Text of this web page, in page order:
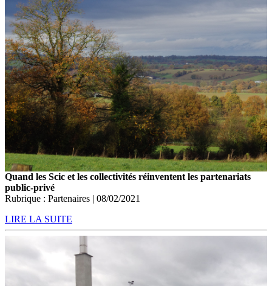
Quand les Scic et les collectivités réinventent les partenariats
public-privé
Rubrique : Partenaires | 08/02/2021
LIRE LA SUITE